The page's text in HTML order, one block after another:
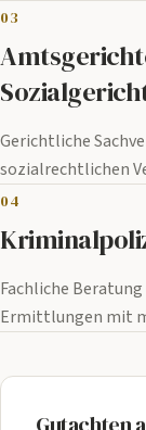
03
Gerichtliche
sozialrechtlichen
04
Fachliche
Ermittlungen mit